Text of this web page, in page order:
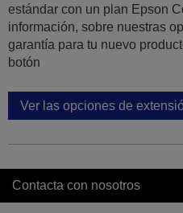
estándar con un plan Epson
información, sobre nuestras
garantía para tu nuevo
botón
Ver las opciones de
Contacta con nosotros